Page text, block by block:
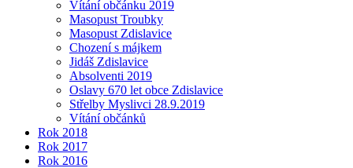
Vítání občánku 2019
Masopust Troubky
Masopust Zdislavice
Chození s májkem
Jidáš Zdislavice
Absolventi 2019
Oslavy 670 let obce Zdislavice
Střelby Myslivci 28.9.2019
Vítání občánků
Rok 2018
Rok 2017
Rok 2016